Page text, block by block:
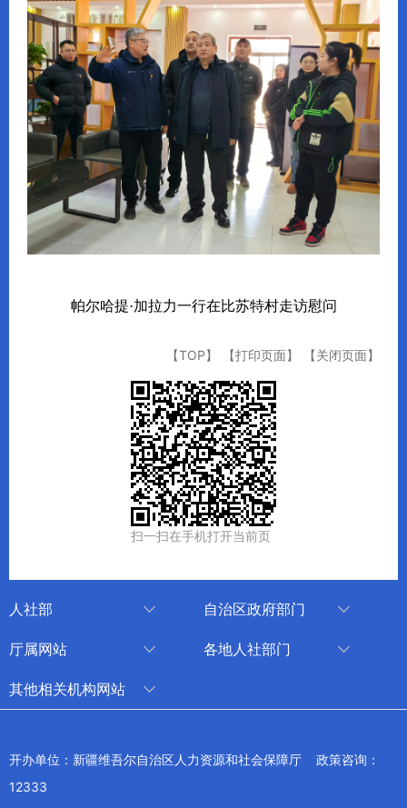
帕尔哈提·加拉力一行在比苏特村走访慰问
【TOP】 【打印页面】 【关闭页面】
扫一扫在手机打开当前页
人社部
技能人才评价工作网
自治区政府部门
审计厅
退役军人事务厅
厅属网站
中国新疆人才网
各地人社部门
其他相关机构网站
新疆新闻网
开办单位：新疆维吾尔自治区人力资源和社会保障厅 政策咨询：
12333